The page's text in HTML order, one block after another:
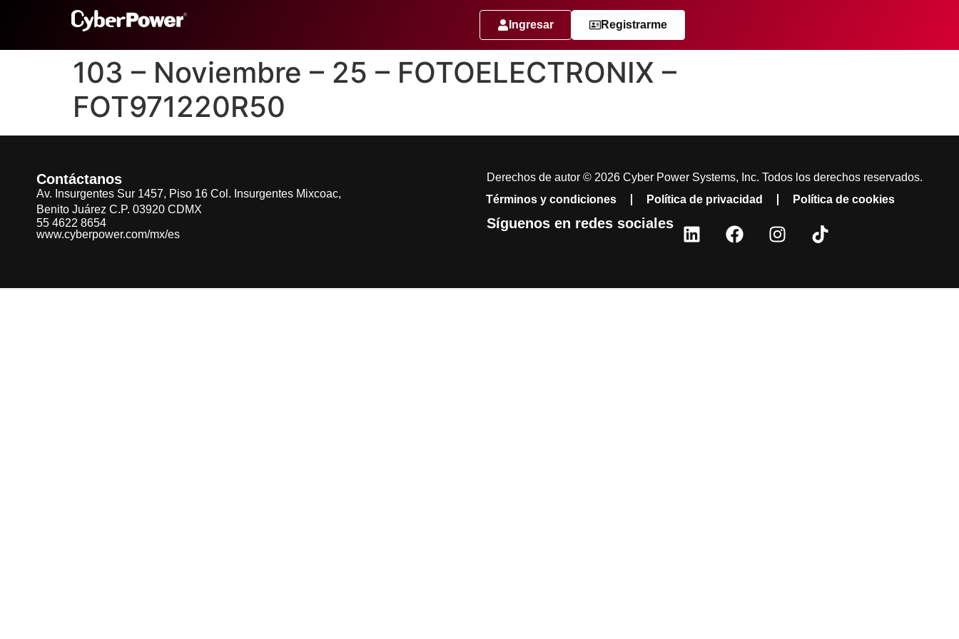
Ingresar Registrarme
103 – Noviembre – 25 – FOTOELECTRONIX –
FOT971220R50
Contáctanos
Av. Insurgentes Sur 1457, Piso 16 Col. Insurgentes Mixcoac,
Benito Juárez C.P. 03920 CDMX
55 4622 8654
www.cyberpower.com/mx/es
Derechos de autor © 2026 Cyber Power Systems, Inc. Todos los derechos reservados.
Términos y condiciones
Política de privacidad Política de cookies
Síguenos en redes sociales